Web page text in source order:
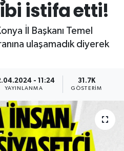
istifa etti!
İl Başkanı Temel
ulaşamadık diyerek
- 11:24
YAYINLANMA
31.7K
GÖSTERIM